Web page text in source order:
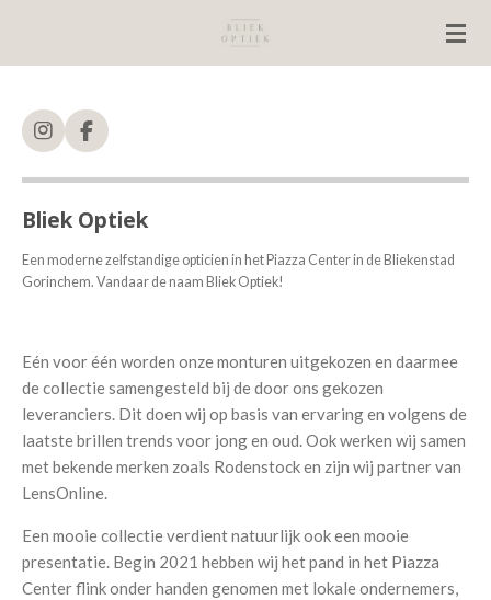
hoofdinhoud
I
n
s
a
r
a
F
a
c
b
o
k
Bliek Optiek
Een moderne zelfstandige opticien in het Piazza Center in de Bliekenstad
Gorinchem. Vandaar de naam Bliek Optiek!
Eén voor één worden onze monturen uitgekozen en daarmee
de collectie samengesteld bij de door ons gekozen
leveranciers. Dit doen wij op basis van ervaring en volgens de
laatste brillen trends voor jong en oud. Ook werken wij samen
met bekende merken zoals Rodenstock en zijn wij partner van
LensOnline.
Een mooie collectie verdient natuurlijk ook een mooie
presentatie. Begin 2021 hebben wij het pand in het Piazza
Center flink onder handen genomen met lokale ondernemers,